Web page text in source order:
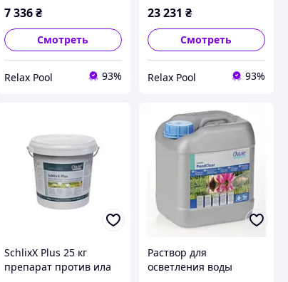
7 336 ₴
Смотреть
Relax Pool 93%
23 231 ₴
Смотреть
Relax Pool 93%
SchlixX Plus 25 кг
препарат против ила
Раствор для
осветления воды